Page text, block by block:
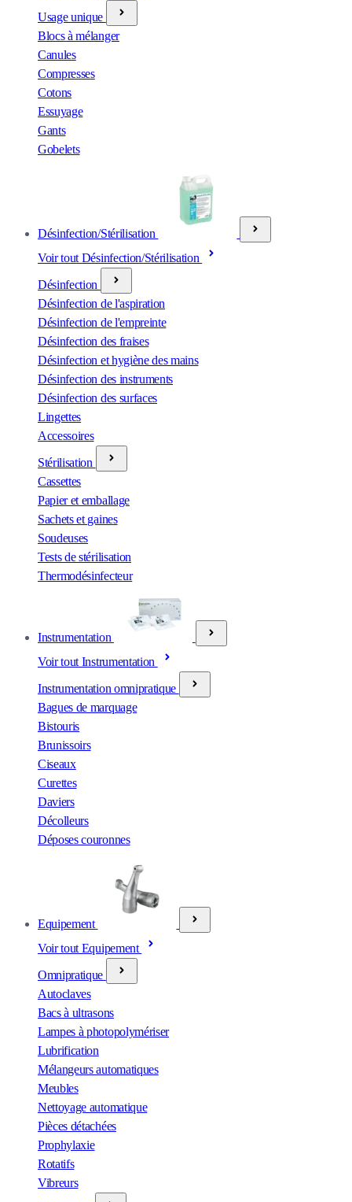
Usage unique
Blocs à mélanger
Canules
Compresses
Cotons
Essuyage
Gants
Gobelets
Désinfection/Stérilisation
Voir tout Désinfection/Stérilisation
Désinfection
Désinfection de l'aspiration
Désinfection de l'empreinte
Désinfection des fraises
Désinfection et hygiène des mains
Désinfection des instruments
Désinfection des surfaces
Lingettes
Accessoires
Stérilisation
Cassettes
Papier et emballage
Sachets et gaines
Soudeuses
Tests de stérilisation
Thermodésinfecteur
Instrumentation
Voir tout Instrumentation
Instrumentation omnipratique
Bagues de marquage
Bistouris
Brunissoirs
Ciseaux
Curettes
Daviers
Décolleurs
Déposes couronnes
Equipement
Voir tout Equipement
Omnipratique
Autoclaves
Bacs à ultrasons
Lampes à photopolymériser
Lubrification
Mélangeurs automatiques
Meubles
Nettoyage automatique
Pièces détachées
Prophylaxie
Rotatifs
Vibreurs